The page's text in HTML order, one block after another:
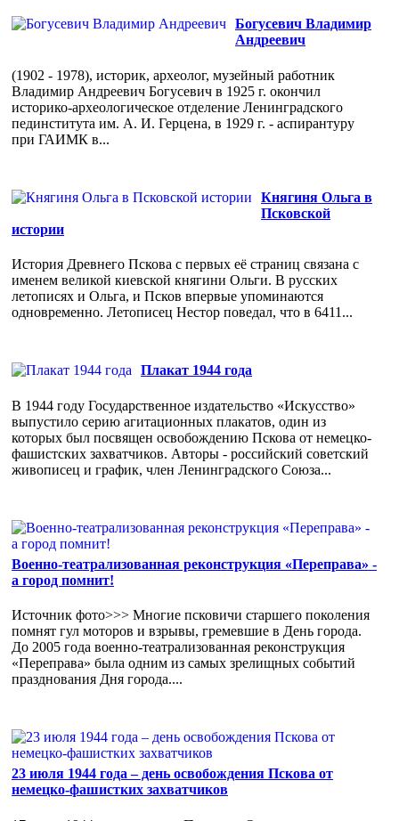
Богусевич Владимир
Андреевич
(1902 - 1978), историк, археолог, музейный работник
Владимир Андреевич Богусевич в 1925 г. окончил
историко-археологическое отделение Ленинградского
пединститута им. А. И. Герцена, в 1929 г. - аспирантуру
при ГАИМК в...
Княгиня Ольга в
Псковской
истории
История Древнего Пскова с первых её страниц связана с
именем великой киевской княгини Ольги. В русских
летописях и Ольга, и Псков впервые упоминаются
одновременно. Летописец Нестор поведал, что в 6411...
Плакат 1944 года
В 1944 году Государственное издательство «Искусство»
выпустило серию агитационных плакатов, один из
которых был посвящен освобождению Пскова от немецко-
фашистских захватчиков. Авторы - российский советский
живописец и график, член Ленинградского Союза...
Военно-театрализованная реконструкция «Переправа» -
а город помнит!
Источник фото>>> Многие псковичи старшего поколения
помнят гул моторов и взрывы, гремевшие в День города.
До 2005 года военно-театрализованная реконструкция
«Переправа» была одним из самых зрелищных событий
празднования Дня города....
23 июля 1944 года – день освобождения Пскова от
немецко-фашистких захватчиков